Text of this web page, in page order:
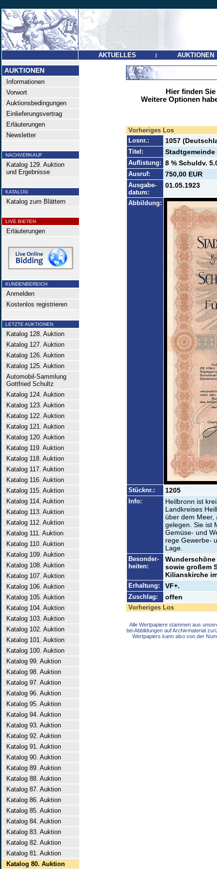
AKTUELLES | AUKTIONEN
AUKTIONEN
Informationen
Vorwort
Auktionsbedingungen
Einlieferungsvertrag
Erläuterungen
Newsletter
NACHVERKAUF
Katalog 129. Auktion
und Ergebnisse
KATALOG
Katalog zum Blättern
LIVE BIETEN
Erläuterungen
KUNDENBEREICH
Anmelden
Kostenlos registrieren
LETZTE AUKTIONEN
Katalog 128. Auktion
Katalog 127. Auktion
Katalog 126. Auktion
Katalog 125. Auktion
Automobil-Sammlung
Gottfried Schultz
Katalog 124. Auktion
Katalog 123. Auktion
Katalog 122. Auktion
Katalog 121. Auktion
Katalog 120. Auktion
Katalog 119. Auktion
Katalog 118. Auktion
Katalog 117. Auktion
Katalog 116. Auktion
Katalog 115. Auktion
Katalog 114. Auktion
Katalog 113. Auktion
Katalog 112. Auktion
Katalog 111. Auktion
Katalog 110. Auktion
Katalog 109. Auktion
Katalog 108. Auktion
Katalog 107. Auktion
Katalog 106. Auktion
Katalog 105. Auktion
Katalog 104. Auktion
Katalog 103. Auktion
Katalog 102. Auktion
Katalog 101. Auktion
Katalog 100. Auktion
Katalog 99. Auktion
Katalog 98. Auktion
Katalog 97. Auktion
Katalog 96. Auktion
Katalog 95. Auktion
Katalog 94. Auktion
Katalog 93. Auktion
Katalog 92. Auktion
Katalog 91. Auktion
Katalog 90. Auktion
Katalog 89. Auktion
Katalog 88. Auktion
Katalog 87. Auktion
Katalog 86. Auktion
Katalog 85. Auktion
Katalog 84. Auktion
Katalog 83. Auktion
Katalog 82. Auktion
Katalog 81. Auktion
Katalog 80. Auktion
Hier finden
Weitere Optionen
Vorheriges Los
Losnr.:
1057
Titel:
Auflistung: 8 % Schuldv.
Ausruf: 750,00 EUR
Ausgabe-
datum:
01.05.1923
Abbildung:
Stücknr.: 1205
Info:
Heilbronn ist
Landkreises
über dem Meer,
gelegen. Sie ist
Gemüse- und
rege Gewerbe-
Lage.
Besonder-
heiten:
sowie großem
Kilianskirche
Erhaltung: VF+.
Zuschlag: offen
Vorheriges Los
Alle Wertpapiere stammen aus
bei Abbildungen auf Archivmaterial
Wertpapiers kann also von der